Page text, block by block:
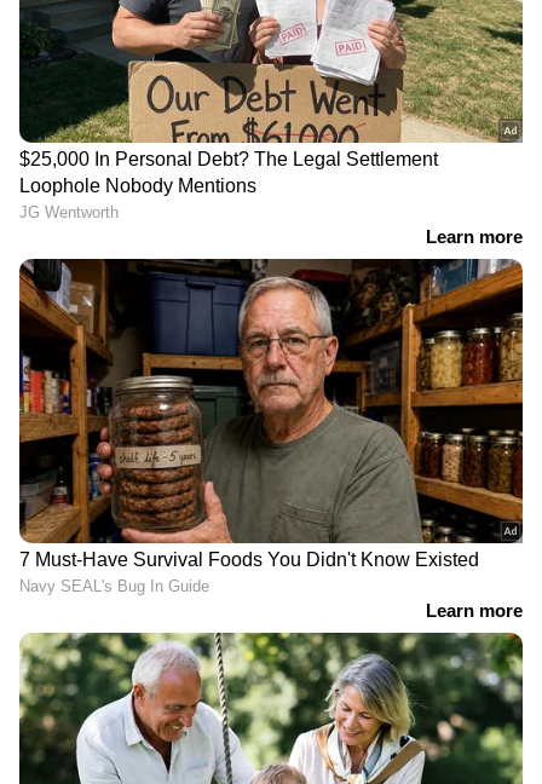
അതേസമയം ശ്രദ്ധ ജീവിച്ചിരിക്കുന്നുവെന്ന്
സുഹൃത്തുക്കളെ ബോധ്യപ്പെടുത്താന്‍ അവളുടെ
സുഹൃത്തുക്കളുമായി ചാറ്റ് ചെയ്യാൻ ശ്രദ്ധയുടെ
ഇൻസ്റ്റാഗ്രാം അക്കൗണ്ട് അഫ്താബ്
ഉപയോഗിച്ചതായി പോലീസ് കണ്ടെത്തി. മെയ്
31-ലെ ചാറ്റുകള്‍ നടത്തുമ്പോഴും ഫോണിന്റെ
സ്ഥാനം വീണ്ടും മെഹ്‌റൗളിയാണെന്ന്
കാണിച്ചതായി പൊലീസ് കണ്ടെത്തി. ഇതോടെ
അഫ്താബിനെ കസ്റ്റഡിയില്‍ എടുക്കാന്‍
പൊലീസ് തീരുമാനിച്ചു. മഹാരാഷ്ട്ര